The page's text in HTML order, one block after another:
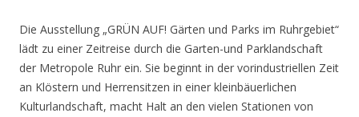
Die Ausstellung „GRÜN AUF! Gärten und Parks im Ruhrgebiet“
lädt zu einer Zeitreise durch die Garten-und Parklandschaft
der Metropole Ruhr ein. Sie beginnt in der vorindustriellen Zeit
an Klöstern und Herrensitzen in einer kleinbäuerlichen
Kulturlandschaft, macht Halt an den vielen Stationen von